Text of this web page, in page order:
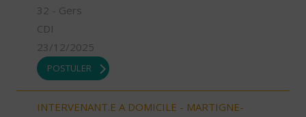
32 - Gers
CDI
23/12/2025
POSTULER
INTERVENANT.E A DOMICILE - MARTIGNE-